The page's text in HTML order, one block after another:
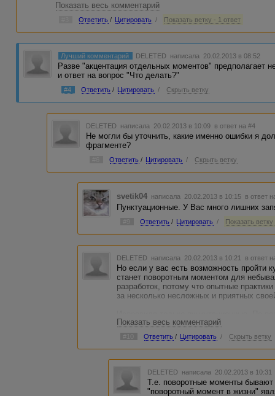
грешу, - а потому что смотрю на текст глазами читателя
понимаю, сорри май френч и тавтологию заодно.
из-за этого ускользает.
Показать весь комментарий
Ответить / Цитировать / Показать ветку - 1 ответ
Лучший комментарий DELETED написала 20.02.2013 в 08:52
Разве "акцентация отдельных моментов" предполагает
и ответ на вопрос "Что делать?"
#4 Ответить / Цитировать / Скрыть ветку
DELETED написала 20.02.2013 в 10:09 в ответ на #4
Не могли бы уточнить, какие именно ошибки я
фрагменте?
Ответить / Цитировать / Скрыть ветку
svetik04 написала 20.02.2013 в 10:15 в ответ
Пунктуационные. У Вас много лишних
Ответить / Цитировать / Показать
DELETED написала 20.02.2013 в 10:21 в ответ
Но если у вас есть возможность пройти
станет поворотным моментом для
разработок, потому что опытные
за несколько несложных и приятных
текста, так что возможны варианты,
Исправить бессвязные сочетания типа
легкости" не могу, так как не в курсе,
только в движении, небывалая легкость
Показать весь комментарий
Ответить / Цитировать / Скрыть ветку
DELETED написала 20.02.2013 в
Т.е. поворотные моменты
"поворотный момент в жизни"